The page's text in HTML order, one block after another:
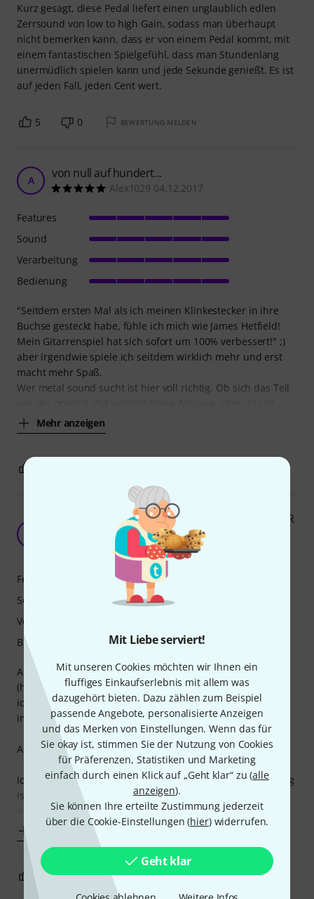
Mit Liebe serviert!
Mit unseren Cookies möchten wir Ihnen ein
fluffiges Einkaufserlebnis mit allem was
dazugehört bieten. Dazu zählen zum Beispiel
passende Angebote, personalisierte Anzeigen
und das Merken von Einstellungen. Wenn das für
Sie okay ist, stimmen Sie der Nutzung von Cookies
für Präferenzen, Statistiken und Marketing
einfach durch einen Klick auf „Geht klar“ zu (alle
anzeigen).
Sie können Ihre erteilte Zustimmung jederzeit
über die Cookie-Einstellungen (hier) widerrufen.
Geht klar
Kurz gesagt, diese Pedal liefert einen unglaublich edlen
Zerrsound von low to high Gain, sodass man überhaupt
nicht bemerken kann, dass er von einem Pedal kommt, mit
einem fantastischen Spielgefühl, dass man Stundenlang
unermüdlich spielen kann und jede Sekunde genießt. Es ist
auf jeden Fall, jeden Cent wert.
5 0 BEWERTUNG MELDEN
A von null auf hundert...
Alex1029 04.12.2017
"Seitdem ersten Mal als ich meinen Klinkestecker in ihre
Buchse gesteckt habe, fühle ich mich wie James Hetfield!
Mein Gitarrenspiel hat sich sofort um 100% verbessert!" ;)
aber irgendwie spiele ich seitdem wirklich mehr und erst
macht mehr Spaß.
Wer metal sound sucht ist hier voll richtig. Ob sich das Teil
Mehr anzeigen
Features
Sound
Verarbeitung
Bedienung
Diezel VH4-2 vs. Friedman BE-OD Deluxe vs. MXR
Gretsch-Dude 03.04.2024
Also eigentlich hat das Pedal, entwickelt in Bayern
(hergestellt in den USA…), soundmäßig 12 Sterne verdient,
ich kenne in dieser Klasse nix vergleichbares, dazu später
im Detail und Vergleich mehr…
Aber…!
Ich mach den negativen Teil kurz. Erstens: Die Verarbeitung
ist gelinde gesagt unter aller sau! 329,- für schepp
geschnittene Alubleche, die
Mehr anzeigen
Features
Sound
Verarbeitung
Bedienung
1 BEWERTUNG MELDEN